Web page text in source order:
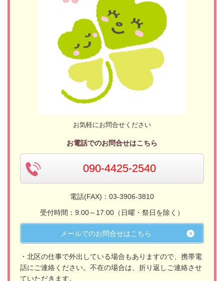
お気軽にお問合せください
お電話でのお問合せはこちら
090-4425-2540
電話(FAX)：03-3906-3810
受付時間：9:00～17:00（日曜・祭日を除く）
メールでのお問合せはこちら
・北区の仕事で外出している場合もありますので、携帯電
話にご連絡ください。不在の場合は、折り返しご連絡させ
ていただきます。